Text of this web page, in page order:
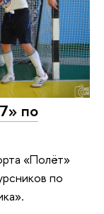
по
«Полёт»
по